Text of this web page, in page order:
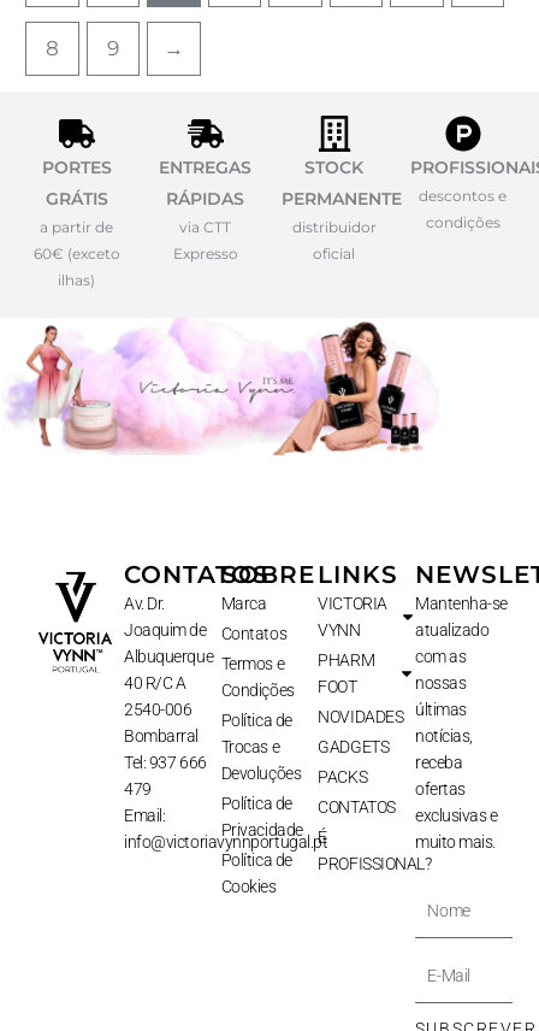
8 9 →
PORTES
GRÁTIS
a partir de
60€ (exceto
ilhas)
ENTREGAS
RÁPIDAS
via CTT
Expresso
STOCK
PERMANENTE
distribuidor
oficial
descontos e
condições
CONTATOS
Av. Dr.
Joaquim de
Albuquerque
40 R/C A
2540-006
Bombarral
Tel: 937 666
479
Email:
info@victoriavynnportugal.pt
SOBRE
Marca
Contatos
Termos e
Condições
Política de
Trocas e
Devoluções
Política de
Privacidade
Política de
Cookies
LINKS
VICTORIA
VYNN
PHARM
FOOT
NOVIDADES
GADGETS
PACKS
CONTATOS
É
PROFISSIONAL?
Mantenha-se
atualizado
com as
nossas
últimas
notícias,
receba
ofertas
exclusivas e
muito mais.
Nome
E-
Mail